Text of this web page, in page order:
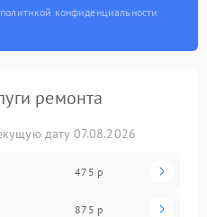
конфиденциальности
ремонта
дату 07.08.2026
475 р
875 р